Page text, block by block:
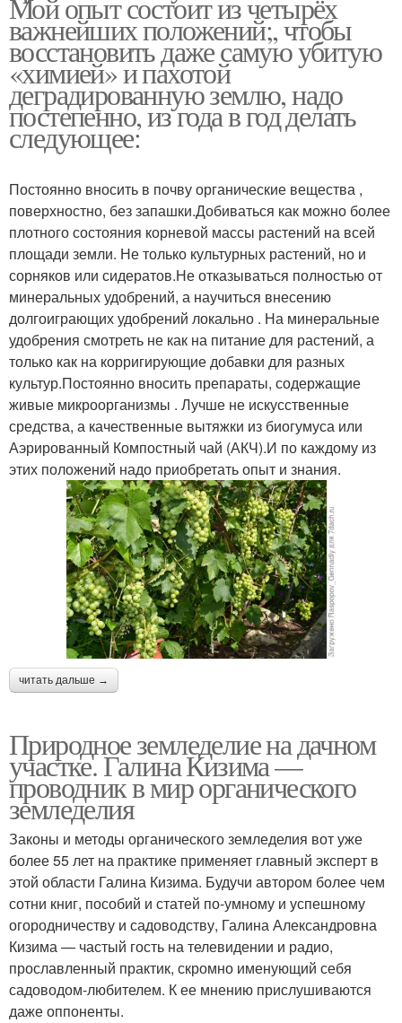
важнейших положений;, чтобы
восстановить даже самую убитую
«химией» и пахотой
деградированную землю, надо
постепенно, из года в год делать
следующее:
Постоянно вносить в почву органические вещества ,
поверхностно, без запашки.Добиваться как можно более
плотного состояния корневой массы растений на всей
площади земли. Не только культурных растений, но и
сорняков или сидератов.Не отказываться полностью от
минеральных удобрений, а научиться внесению
долгоиграющих удобрений локально . На минеральные
удобрения смотреть не как на питание для растений, а
только как на корригирующие добавки для разных
культур.Постоянно вносить препараты, содержащие
живые микроорганизмы . Лучше не искусственные
средства, а качественные вытяжки из биогумуса или
Аэрированный Компостный чай (АКЧ).И по каждому из
этих положений надо приобретать опыт и знания.
читать дальше →
Природное земледелие на дачном
участке. Галина Кизима —
проводник в мир органического
земледелия
Законы и методы органического земледелия вот уже
более 55 лет на практике применяет главный эксперт в
этой области Галина Кизима. Будучи автором более чем
сотни книг, пособий и статей по-умному и успешному
огородничеству и садоводству, Галина Александровна
Кизима — частый гость на телевидении и радио,
прославленный практик, скромно именующий себя
садоводом-любителем. К ее мнению прислушиваются
даже оппоненты.